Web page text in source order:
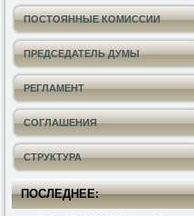
ПОСТОЯННЫЕ КОМИССИИ
ПРЕДСЕДАТЕЛЬ ДУМЫ
РЕГЛАМЕНТ
СОГЛАШЕНИЯ
СТРУКТУРА
ПОСЛЕДНЕЕ: